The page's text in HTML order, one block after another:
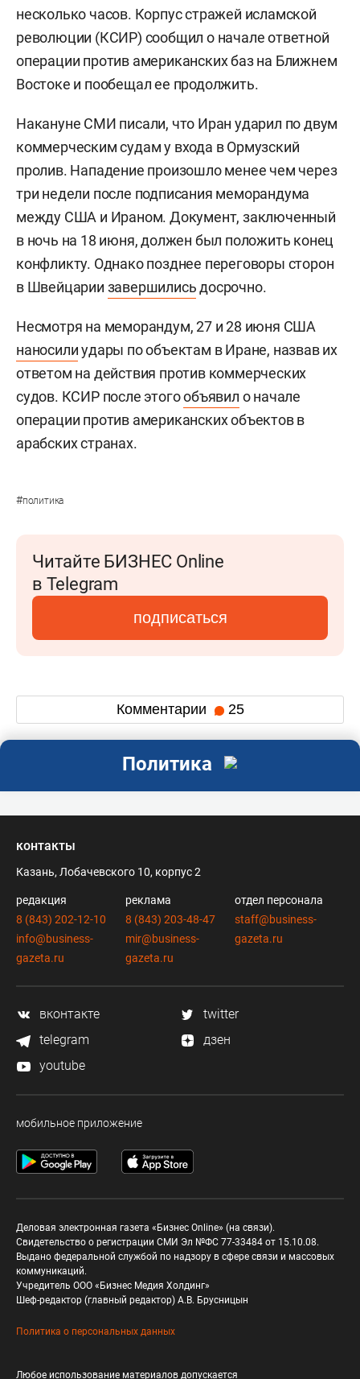
несколько часов. Корпус стражей исламской
революции (КСИР) сообщил о начале ответной
операции против американских баз на Ближнем
Востоке и пообещал ее продолжить.
Накануне СМИ писали, что Иран ударил по двум
коммерческим судам у входа в Ормузский
пролив. Нападение произошло менее чем через
три недели после подписания меморандума
между США и Ираном. Документ, заключенный
в ночь на 18 июня, должен был положить конец
конфликту. Однако позднее переговоры сторон
в Швейцарии завершилисьдосрочно.
Несмотря на меморандум, 27 и 28 июня США
наносилиудары по объектам в Иране, назвав их
ответом на действия против коммерческих
судов. КСИР после этогообъявил о начале
операции против американских объектов в
арабских странах.
#политика
Читайте БИЗНЕС Online
в Telegram
подписаться
Комментарии 25
Политика
контакты
Казань, Лобачевского 10, корпус 2
редакция
8 (843) 202-12-10
info@business-
gazeta.ru
реклама
8 (843) 203-48-47
mir@business-
gazeta.ru
отдел персонала
staff@business-
gazeta.ru
вконтакте
twitter
telegram
дзен
youtube
мобильное приложение
Деловая электронная газета «Бизнес Online» (на связи).
Свидетельство о регистрации СМИ Эл №ФС 77-33484 от 15.10.08.
Выдано федеральной службой по надзору в сфере связи и массовых
коммуникаций.
Учредитель ООО «Бизнес Медия Холдинг»
Шеф-редактор (главный редактор) А.В. Брусницын
Политика о персональных данных
Любое использование материалов допускается